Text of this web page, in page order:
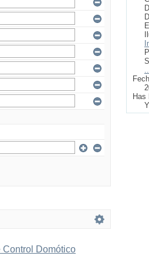
Control Domótico
Has